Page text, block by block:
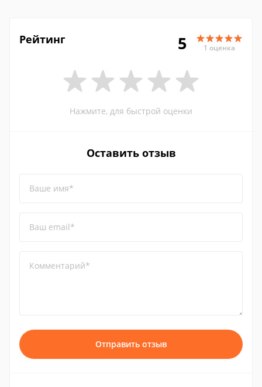
Рейтинг 5 1 оценка
Нажмите, для быстрой оценки
Оставить отзыв
Ваше имя*
Ваш email*
Комментарий*
Отправить отзыв